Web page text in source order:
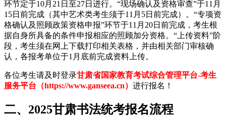
环节定于10月21日至27日进行。“现场确认及资格审查”于11月
15日前完成（其中艺术类考生须于11月5日前完成）。“专项资
格确认及照顾政策资格申报”环节于11月20日前完成，考生根
据自身所具备的条件申报相应的照顾加分资格。“上传资料”阶
段，考生须在网上下载打印相关表格，并由相关部门审核确
认，各报考单位于1月底前完成资料上传。
各位考生请及时登录甘肃省国家教育考试综合管理平台-考生
服务平台（https://www.ganseea.cn） 进行报名！
二、2025甘肃书法统考报名流程